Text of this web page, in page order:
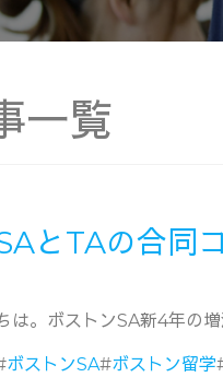
一覧
とTAの合同
は。ボストンSA新4年の
ボストンSA#ボストン留学